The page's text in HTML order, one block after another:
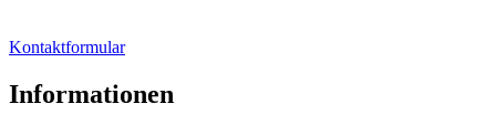
Kontaktformular
Informationen